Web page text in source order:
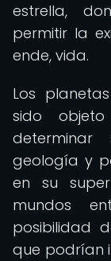
estrella,
permitir la
ende, vida.
Los
sido
determinar
geología y
en su
mundos
posibilidad
que podrían